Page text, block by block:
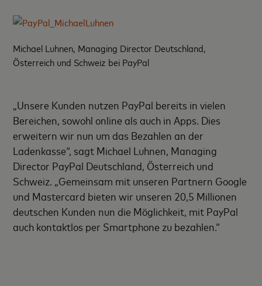
Michael Luhnen, Managing Director Deutschland,
Österreich und Schweiz bei PayPal
„Unsere Kunden nutzen PayPal bereits in vielen
Bereichen, sowohl online als auch in Apps. Dies
erweitern wir nun um das Bezahlen an der
Ladenkasse“, sagt Michael Luhnen, Managing
Director PayPal Deutschland, Österreich und
Schweiz. „Gemeinsam mit unseren Partnern Google
und Mastercard bieten wir unseren 20,5 Millionen
deutschen Kunden nun die Möglichkeit, mit PayPal
auch kontaktlos per Smartphone zu bezahlen.“